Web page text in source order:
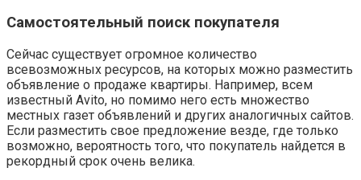
Самостоятельный поиск покупателя
Сейчас существует огромное количество
всевозможных ресурсов, на которых можно разместить
объявление о продаже квартиры. Например, всем
известный Avito, но помимо него есть множество
местных газет объявлений и других аналогичных сайтов.
Если разместить свое предложение везде, где только
возможно, вероятность того, что покупатель найдется в
рекордный срок очень велика.